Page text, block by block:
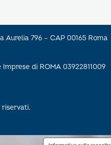
Aurelia 796 – CAP 00165 Roma
di ROMA 03922811009